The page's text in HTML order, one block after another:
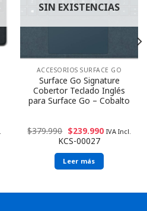
SIN EXISTENCIAS
ACCESORIOS SURFACE GO
Surface Go Signature
Cobertor Teclado Inglés
para Surface Go – Cobalto
$379.990 $239.990 IVA Incl.
KCS-00027
Leer más